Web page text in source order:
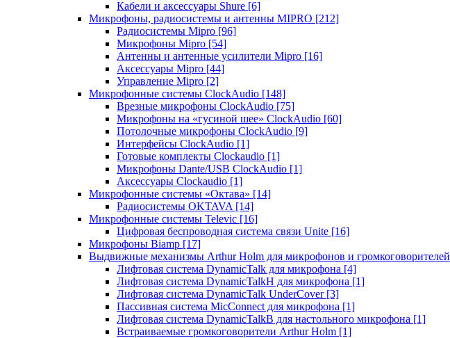
Кабели и аксессуары Shure [6]
Микрофоны, радиосистемы и антенны MIPRO [212]
Радиосистемы Mipro [96]
Микрофоны Mipro [54]
Антенны и антенные усилители Mipro [16]
Аксессуары Mipro [44]
Управление Mipro [2]
Микрофонные системы ClockAudio [148]
Врезные микрофоны ClockAudio [75]
Микрофоны на «гусиной шее» ClockAudio [60]
Потолочные микрофоны ClockAudio [9]
Интерфейсы ClockAudio [1]
Готовые комплекты Clockaudio [1]
Микрофоны Dante/USB ClockAudio [1]
Аксессуары Clockaudio [1]
Микрофонные системы «Октава» [14]
Радиосистемы OKTAVA [14]
Микрофонные системы Televic [16]
Цифровая беспроводная система связи Unite [16]
Микрофоны Biamp [17]
Выдвижные механизмы Arthur Holm для микрофонов и громкоговорителей
Лифтовая система DynamicTalk для микрофона [4]
Лифтовая система DynamicTalkH для микрофона [1]
Лифтовая система DynamicTalk UnderCover [3]
Пассивная система MicConnect для микрофона [1]
Лифтовая система DynamicTalkB для настольного микрофона [1]
Встраиваемые громкоговорители Arthur Holm [1]